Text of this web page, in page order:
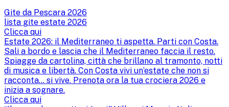
Gite da Pescara 2026
lista gite estate 2026
Clicca qui
Estate 2026: il Mediterraneo ti aspetta. Parti con Costa.
Sali a bordo e lascia che il Mediterraneo faccia il resto.
Spiagge da cartolina, città che brillano al tramonto, notti
di musica e libertà. Con Costa vivi un’estate che non si
racconta… si vive. Prenota ora la tua crociera 2026 e
inizia a sognare.
Clicca qui